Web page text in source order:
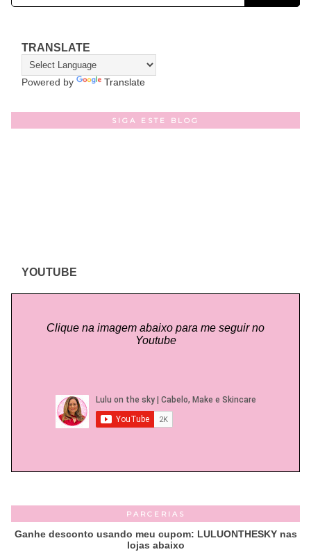
TRANSLATE
Powered by Translate
SIGA ESTE BLOG
YOUTUBE
Clique na imagem abaixo para me seguir no
Youtube
PARCERIAS
Ganhe desconto usando meu cupom: LULUONTHESKY nas
lojas abaixo